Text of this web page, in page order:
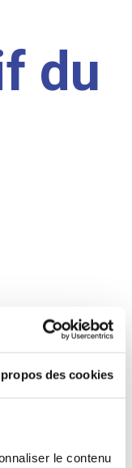
des cookies
le contenu
du